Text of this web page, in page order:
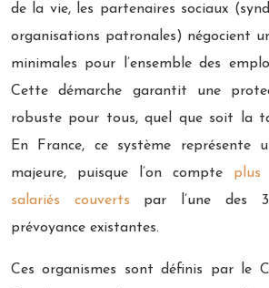
de la vie, les partenaires sociaux
organisations patronales) négocient
minimales pour l’ensemble des
Cette démarche garantit une
robuste pour tous, quel que soit la
En France, ce système représente
majeure, puisque l’on compte plus
salariés couverts par l’une des
prévoyance existantes.
Ces organismes sont définis par le